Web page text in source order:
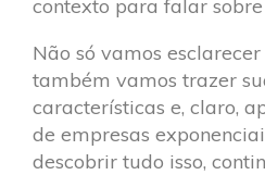
contexto para falar sobre
Não só vamos
também vamos trazer
características e, claro,
de empresas
descobrir tudo isso,